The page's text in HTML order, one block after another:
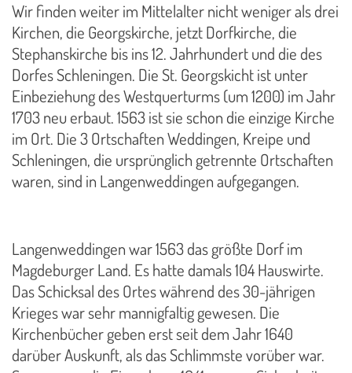
Wir finden weiter im Mittelalter nicht weniger als drei
Kirchen, die Georgskirche, jetzt Dorfkirche, die
Stephanskirche bis ins 12. Jahrhundert und die des
Dorfes Schleningen. Die St. Georgskicht ist unter
Einbeziehung des Westquerturms (um 1200) im Jahr
1703 neu erbaut. 1563 ist sie schon die einzige Kirche
im Ort. Die 3 Ortschaften Weddingen, Kreipe und
Schleningen, die ursprünglich getrennte Ortschaften
waren, sind in Langenweddingen aufgegangen.
Langenweddingen war 1563 das größte Dorf im
Magdeburger Land. Es hatte damals 104 Hauswirte.
Das Schicksal des Ortes während des 30-jährigen
Krieges war sehr mannigfaltig gewesen. Die
Kirchenbücher geben erst seit dem Jahr 1640
darüber Auskunft, als das Schlimmste vorüber war.